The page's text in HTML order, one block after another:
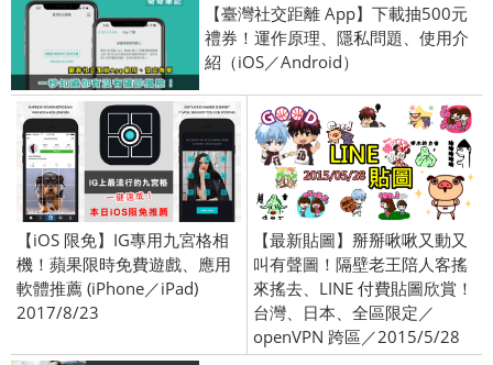
【臺灣社交距離 App】下載抽500元
禮券！運作原理、隱私問題、使用介
紹（iOS／Android）
【iOS 限免】IG專用九宮格相
機！蘋果限時免費遊戲、應用
軟體推薦 (iPhone／iPad)
2017/8/23
【最新貼圖】掰掰啾啾又動又
叫有聲圖！隔壁老王陪人客搖
來搖去、LINE 付費貼圖欣賞！
台灣、日本、全區限定／
openVPN 跨區／2015/5/28